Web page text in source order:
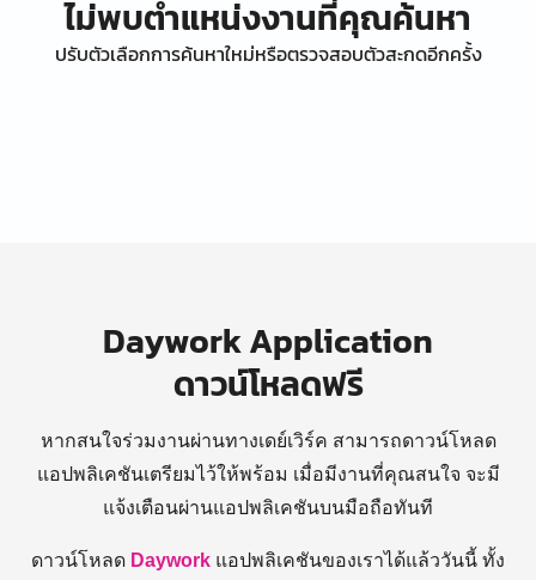
ไม่พบตำแหน่งงานที่คุณค้นหา
ปรับตัวเลือกการค้นหาใหม่หรือตรวจสอบตัวสะกดอีกครั้ง
Daywork Application
ดาวน์โหลดฟรี
หากสนใจร่วมงานผ่านทางเดย์เวิร์ค สามารถดาวน์โหลด
แอปพลิเคชันเตรียมไว้ให้พร้อม เมื่อมีงานที่คุณสนใจ จะมี
แจ้งเตือนผ่านแอปพลิเคชันบนมือถือทันที
ดาวน์โหลด Daywork แอปพลิเคชันของเราได้แล้ววันนี้ ทั้ง